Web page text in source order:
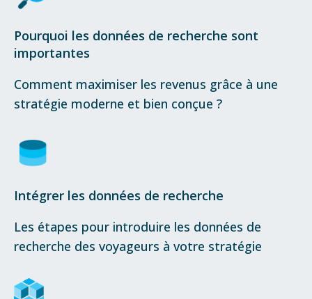
Pourquoi les données de recherche sont
importantes
Comment maximiser les revenus grâce à une
stratégie moderne et bien conçue ?
Intégrer les données de recherche
Les étapes pour introduire les données de
recherche des voyageurs à votre stratégie